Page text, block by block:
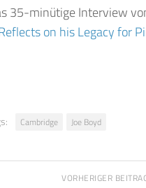
35-minütige Interview
on his Legacy for
Cambridge Joe Boyd
VORHERIGER